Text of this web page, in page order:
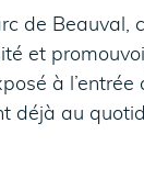
de Beauval,
et
à l’entrée
déjà au